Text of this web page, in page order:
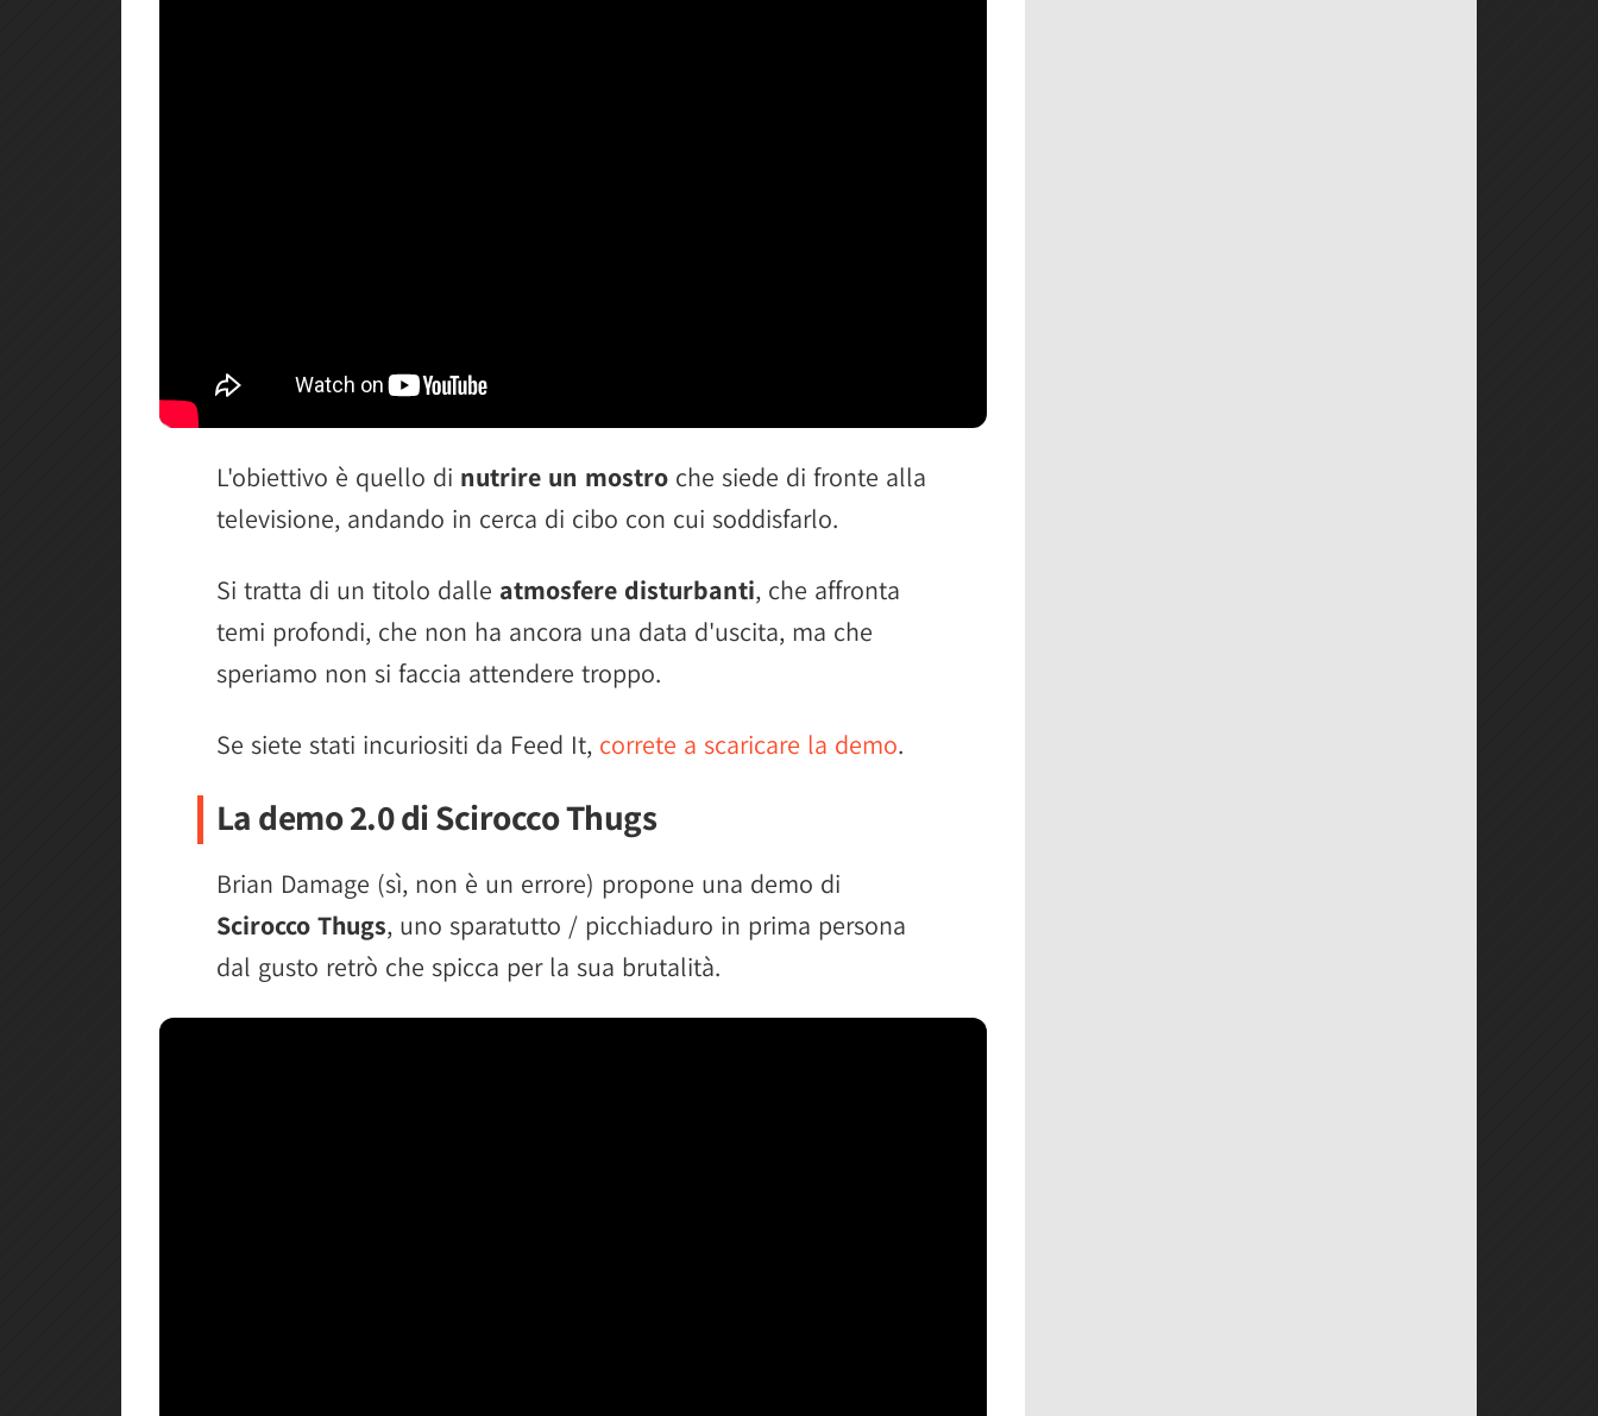
L'obiettivo è quello di nutrire un mostro che siede di fronte alla
televisione, andando in cerca di cibo con cui soddisfarlo.
Si tratta di un titolo dalle atmosfere disturbanti, che affronta
temi profondi, che non ha ancora una data d'uscita, ma che
speriamo non si faccia attendere troppo.
Se siete stati incuriositi da Feed It, correte a scaricare la demo.
La demo 2.0 di Scirocco Thugs
Brian Damage (sì, non è un errore) propone una demo di
Scirocco Thugs, uno sparatutto / picchiaduro in prima persona
dal gusto retrò che spicca per la sua brutalità.